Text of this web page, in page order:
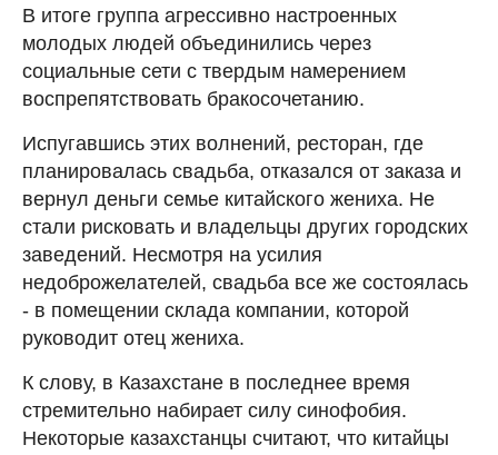
В итоге группа агрессивно настроенных
молодых людей объединились через
социальные сети с твердым намерением
воспрепятствовать бракосочетанию.
Испугавшись этих волнений, ресторан, где
планировалась свадьба, отказался от заказа и
вернул деньги семье китайского жениха. Не
стали рисковать и владельцы других городских
заведений. Несмотря на усилия
недоброжелателей, свадьба все же состоялась
- в помещении склада компании, которой
руководит отец жениха.
К слову, в Казахстане в последнее время
стремительно набирает силу синофобия.
Некоторые казахстанцы считают, что китайцы